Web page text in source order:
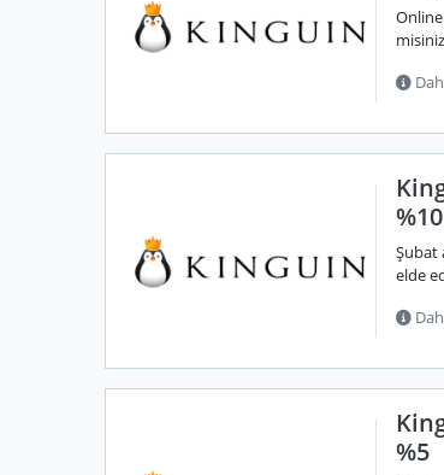
Şubat
elde
%5